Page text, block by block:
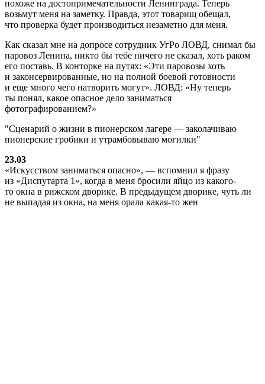
похоже на достопримечательности Ленинграда. Теперь
возьмут меня на заметку. Правда, этот товарищ обещал,
что проверка будет производиться незаметно для меня.
Как сказал мне на допросе сотрудник УгРо ЛОВД, снимал бы
паровоз Ленина, никто бы тебе ничего не сказал, хоть раком
его поставь. В конторке на путях: «Эти паровозы хоть
и законсервированные, но на полной боевой готовности
и еще много чего натворить могут». ЛОВД: «Ну теперь
ты понял, какое опасное дело заниматься
фотографированием?»
Сценарий о жизни в пионерском лагере — заколачиваю
пионерские гробики и утрамбовываю могилки
23.03
«Искусством заниматься опасно», — вспомнил я фразу
из «Диспутарта 1», когда в меня бросили яйцо из какого-
то окна в рижском дворике. В предыдущем дворике, чуть ли
не выпадая из окна, на меня орала какая-то жен